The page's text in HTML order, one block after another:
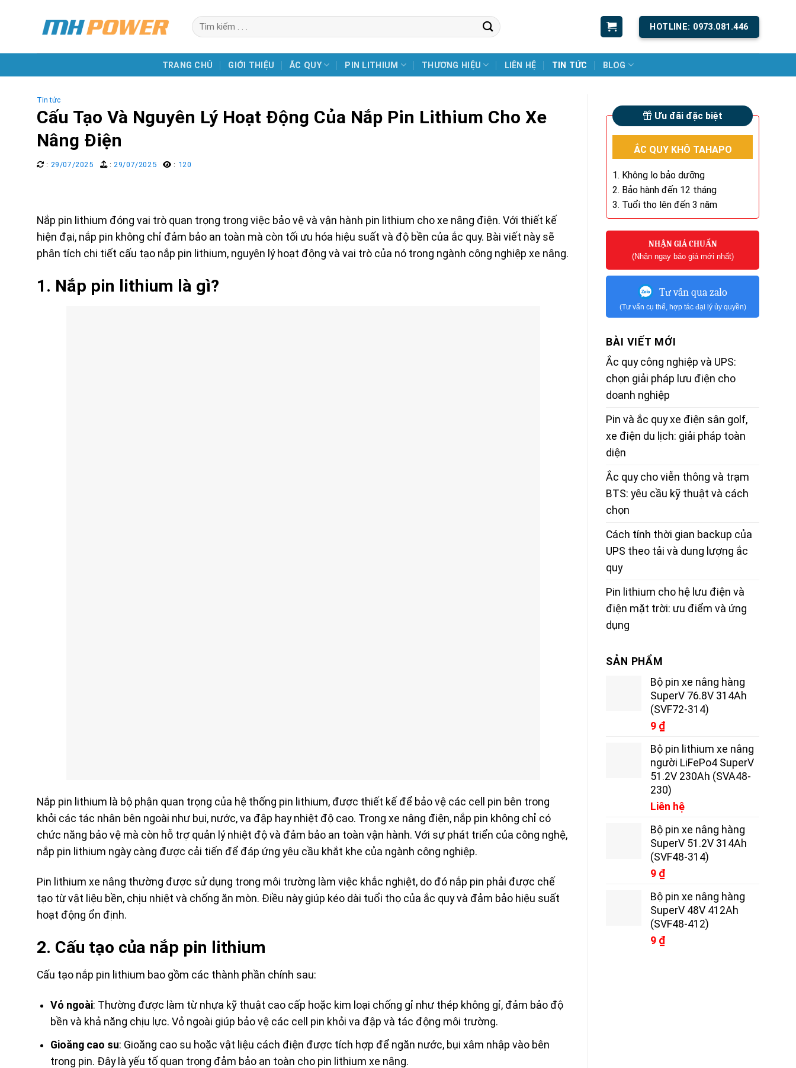
Search
for:
HOTLINE: 0973.081.446
TRANG CHỦ GIỚI THIỆU ẮC QUY PIN LITHIUM THƯƠNG HIỆU LIÊN HỆ TIN TỨC BLOG
Tin tức
Cấu Tạo Và Nguyên Lý Hoạt Động Của Nắp Pin Lithium Cho Xe
Nâng Điện
: 29/07/2025 :29/07/2025 : 120
Nắp pin lithium đóng vai trò quan trọng trong việc bảo vệ và vận hành pin lithium cho xe nâng điện. Với thiết kế
hiện đại, nắp pin không chỉ đảm bảo an toàn mà còn tối ưu hóa hiệu suất và độ bền của ắc quy. Bài viết này sẽ
phân tích chi tiết cấu tạo nắp pin lithium, nguyên lý hoạt động và vai trò của nó trong ngành công nghiệp xe nâng.
1. Nắp pin lithium là gì?
Nắp pin lithium là bộ phận quan trọng của hệ thống pin lithium, được thiết kế để bảo vệ các cell pin bên trong
khỏi các tác nhân bên ngoài như bụi, nước, va đập hay nhiệt độ cao. Trong xe nâng điện, nắp pin không chỉ có
chức năng bảo vệ mà còn hỗ trợ quản lý nhiệt độ và đảm bảo an toàn vận hành. Với sự phát triển của công nghệ,
nắp pin lithium ngày càng được cải tiến để đáp ứng yêu cầu khắt khe của ngành công nghiệp.
Pin lithium xe nâng thường được sử dụng trong môi trường làm việc khắc nghiệt, do đó nắp pin phải được chế
tạo từ vật liệu bền, chịu nhiệt và chống ăn mòn. Điều này giúp kéo dài tuổi thọ của ắc quy và đảm bảo hiệu suất
hoạt động ổn định.
2. Cấu tạo của nắp pin lithium
Cấu tạo nắp pin lithium bao gồm các thành phần chính sau:
Vỏ ngoài: Thường được làm từ nhựa kỹ thuật cao cấp hoặc kim loại chống gỉ như thép không gỉ, đảm bảo độ
bền và khả năng chịu lực. Vỏ ngoài giúp bảo vệ các cell pin khỏi va đập và tác động môi trường.
Gioăng cao su: Gioăng cao su hoặc vật liệu cách điện được tích hợp để ngăn nước, bụi xâm nhập vào bên
trong pin. Đây là yếu tố quan trọng đảm bảo an toàn cho pin lithium xe nâng.
Ưu đãi đặc biệt
ẮC QUY KHÔ TAHAPO
1. Không lo bảo dưỡng
2. Bảo hành đến 12 tháng
3. Tuổi thọ lên đến 3 năm
NHẬN GIÁ CHUẨN
(Nhận ngay báo giá mới nhất)
Tư vấn qua zalo
(Tư vấn cụ thể, hợp tác đại lý ủy quyền)
BÀI VIẾT MỚI
Ắc quy công nghiệp và UPS:
chọn giải pháp lưu điện cho
doanh nghiệp
Pin và ắc quy xe điện sân golf,
xe điện du lịch: giải pháp toàn
diện
Ắc quy cho viễn thông và trạm
BTS: yêu cầu kỹ thuật và cách
chọn
Cách tính thời gian backup của
UPS theo tải và dung lượng ắc
quy
Pin lithium cho hệ lưu điện và
điện mặt trời: ưu điểm và ứng
dụng
SẢN PHẨM
Bộ pin xe nâng hàng
SuperV 76.8V 314Ah
(SVF72-314)
9 ₫
Bộ pin lithium xe nâng
người LiFePo4 SuperV
51.2V 230Ah (SVA48-
230)
Liên hệ
Bộ pin xe nâng hàng
SuperV 51.2V 314Ah
(SVF48-314)
9 ₫
Bộ pin xe nâng hàng
SuperV 48V 412Ah
(SVF48-412)
9 ₫